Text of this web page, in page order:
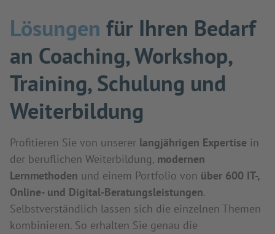
Lösungen für Ihren Bedarf
an Coaching, Workshop,
Training, Schulung und
Weiterbildung
Profitieren Sie von unserer langjährigen Expertise in
der beruflichen Weiterbildung, modernen
Lernmethoden und einem Portfolio von über 600 IT-,
Online- und Digital-Beratungsleistungen.
Selbstverständlich lassen sich die einzelnen Themen
kombinieren. So erhalten Sie genau die